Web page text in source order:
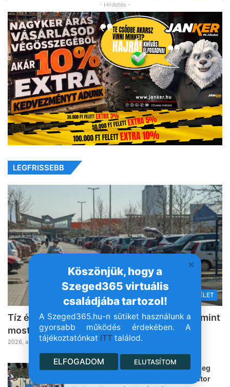
Köszönjük, hogy a
Szeged365 virtuális
családjába tartozol!
A Szeged365.hu-n sütiket használunk a
gyorsabb működés érdekében. A
tájékoztatónkat ITT találod.
ELFOGADOM ELUTASÍTOM
- Hirdetés -
LEGFRISSEBB
KÖZÉLET
Tíz éve nem volt olyan alacsony az infláció, mint
most
2026, augusztus 7. 09:42
Bájos körvonalak és mozgások, no meg
sérók: 37 éves felvételt villantott Czutor